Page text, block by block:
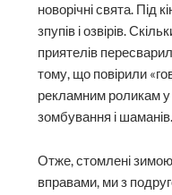
новорічні свята. Під
зпупів і озвірів.
приятелів
тому, що повірили
рекламним роликам у
зомбування і
Отже, стомлені
вправами, ми з